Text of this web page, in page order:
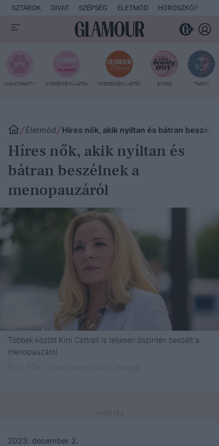
SZTÁROK DIVAT SZÉPSÉG ÉLETMÓD HOROSZKÓP
MANCSPARTY NYEREMÉNYJÁTÉK NYEREMÉNYJÁTÉK SYOSS TAROT
Életmód Híres nők, akik nyíltan és bátran
Híres nők, akik nyíltan és
bátran beszélnek a
menopauzáról
Többek között Kim Cattrall is teljesen őszintén beszélt a
menopauzáról
2023. december 2.